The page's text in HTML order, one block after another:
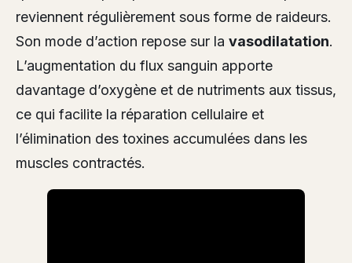
reviennent régulièrement sous forme de raideurs.
Son mode d’action repose sur la vasodilatation.
L’augmentation du flux sanguin apporte
davantage d’oxygène et de nutriments aux tissus,
ce qui facilite la réparation cellulaire et
l’élimination des toxines accumulées dans les
muscles contractés.